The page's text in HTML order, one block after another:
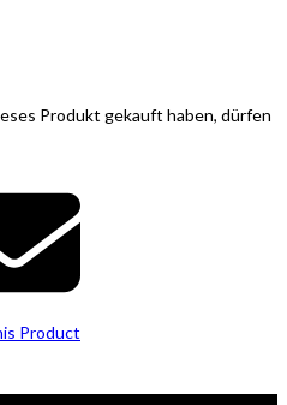
Produkt gekauft haben, dürfen
Product